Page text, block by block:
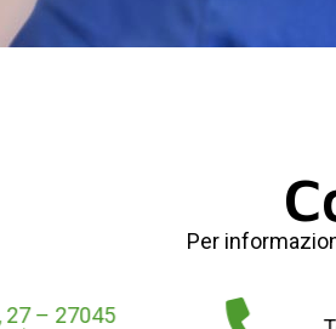
Per
27 – 27045